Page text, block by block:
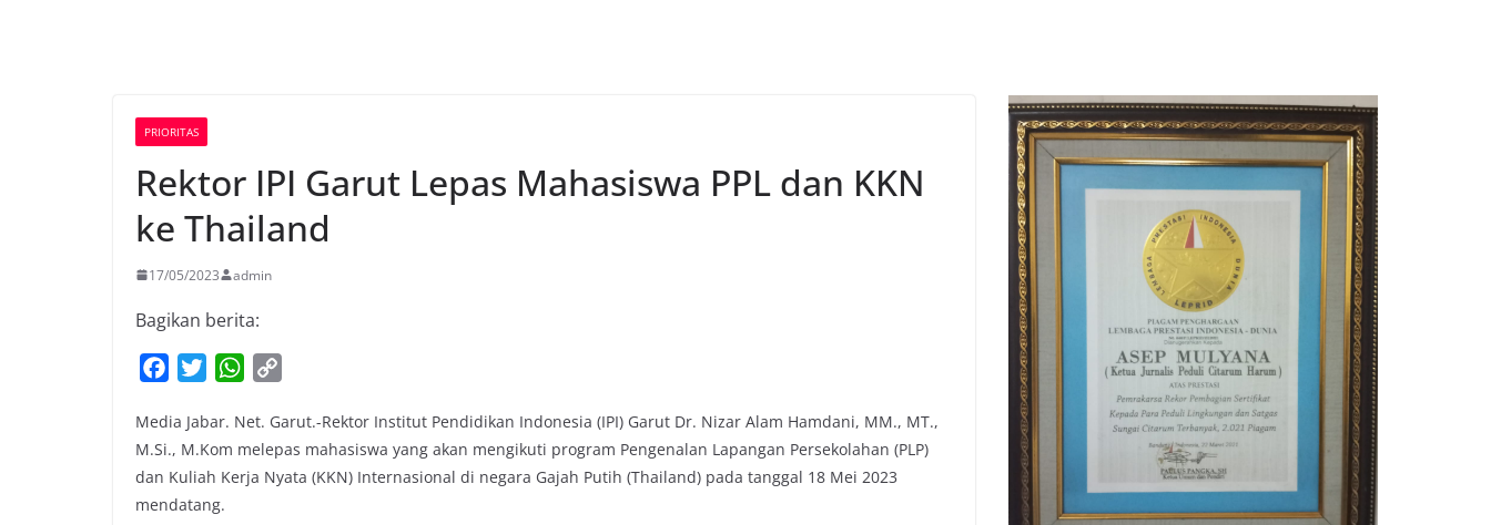
PRIORITAS
Rektor IPI Garut Lepas Mahasiswa PPL dan KKN
ke Thailand
17/05/2023 admin
Bagikan berita:
c
e
b
o
i
t
t
e
W
a
t
s
p
y
L
Media Jabar. Net. Garut.-Rektor Institut Pendidikan Indonesia (IPI) Garut Dr. Nizar Alam Hamdani, MM., MT.,
M.Si., M.Kom melepas mahasiswa yang akan mengikuti program Pengenalan Lapangan Persekolahan (PLP)
dan Kuliah Kerja Nyata (KKN) Internasional di negara Gajah Putih (Thailand) pada tanggal 18 Mei 2023
mendatang.